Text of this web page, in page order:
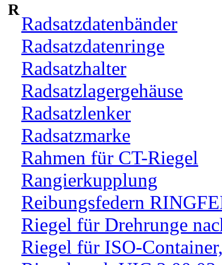
R
Radsatzdatenbänder
Radsatzdatenringe
Radsatzhalter
Radsatzlagergehäuse
Radsatzlenker
Radsatzmarke
Rahmen für CT-Riegel
Rangierkupplung
Reibungsfedern
Riegel für Drehrunge
Riegel für ISO-